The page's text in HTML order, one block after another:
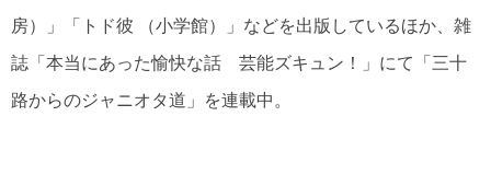
房）」「トド彼 （小学館）」などを出版しているほか、雑
誌「本当にあった愉快な話 芸能ズキュン！」にて「三十
路からのジャニオタ道」を連載中。